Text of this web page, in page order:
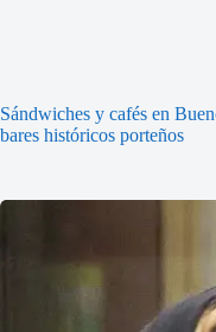
Sándwiches y cafés en
bares históricos porteños